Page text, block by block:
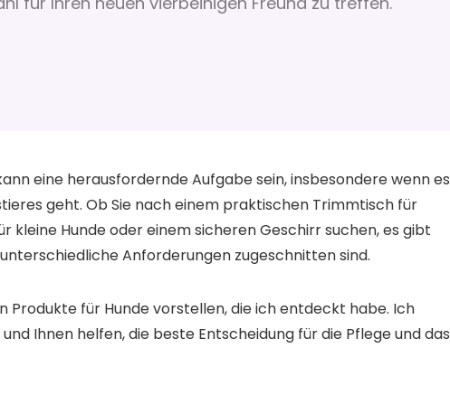
eine herausfordernde Aufgabe sein, insbesondere wenn es
geht. Ob Sie nach einem praktischen Trimmtisch für
kleine Hunde oder einem sicheren Geschirr suchen, es gibt
Anforderungen zugeschnitten sind.
Produkte für Hunde vorstellen, die ich entdeckt habe. Ich
Ihnen helfen, die beste Entscheidung für die Pflege und das